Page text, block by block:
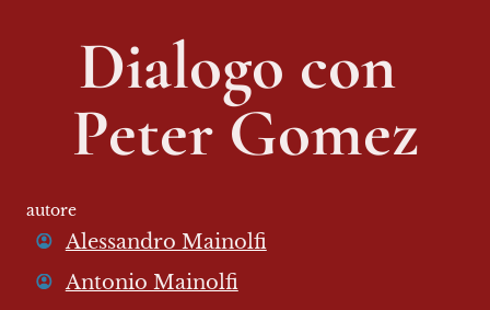
Dialogo con
Peter Gomez
autore
Alessandro Mainolfi
Antonio Mainolfi